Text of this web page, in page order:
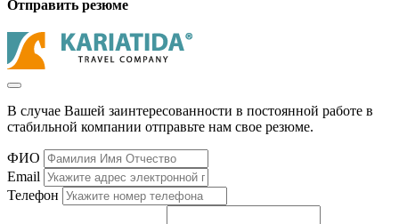
Отправить резюме
В случае Вашей заинтересованности в постоянной работе в
стабильной компании отправьте нам свое резюме.
ФИО
Email
Телефон